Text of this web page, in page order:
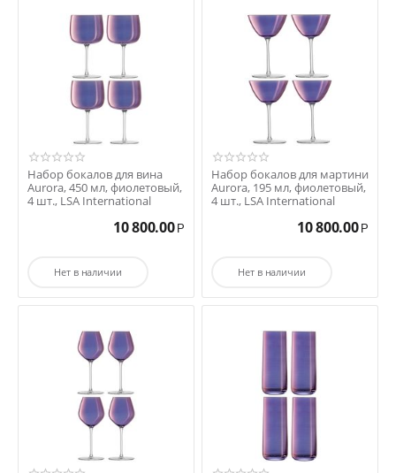
Набор бокалов для вина
Aurora, 450 мл, фиолетовый,
4 шт., LSA International
10 800.00 Р
Нет в наличии
Набор бокалов для мартини
Aurora, 195 мл, фиолетовый,
4 шт., LSA International
10 800.00 Р
Нет в наличии